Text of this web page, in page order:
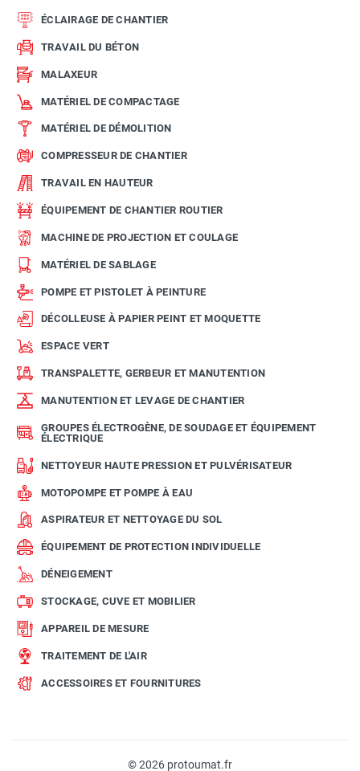
ÉCLAIRAGE DE CHANTIER
TRAVAIL DU BÉTON
MALAXEUR
MATÉRIEL DE COMPACTAGE
MATÉRIEL DE DÉMOLITION
COMPRESSEUR DE CHANTIER
TRAVAIL EN HAUTEUR
ÉQUIPEMENT DE CHANTIER ROUTIER
MACHINE DE PROJECTION ET COULAGE
MATÉRIEL DE SABLAGE
POMPE ET PISTOLET À PEINTURE
DÉCOLLEUSE À PAPIER PEINT ET MOQUETTE
ESPACE VERT
TRANSPALETTE, GERBEUR ET MANUTENTION
MANUTENTION ET LEVAGE DE CHANTIER
GROUPES ÉLECTROGÈNE, DE SOUDAGE ET ÉQUIPEMENT
ÉLECTRIQUE
NETTOYEUR HAUTE PRESSION ET PULVÉRISATEUR
MOTOPOMPE ET POMPE À EAU
ASPIRATEUR ET NETTOYAGE DU SOL
ÉQUIPEMENT DE PROTECTION INDIVIDUELLE
DÉNEIGEMENT
STOCKAGE, CUVE ET MOBILIER
APPAREIL DE MESURE
TRAITEMENT DE L'AIR
ACCESSOIRES ET FOURNITURES
© 2026 protoumat.fr